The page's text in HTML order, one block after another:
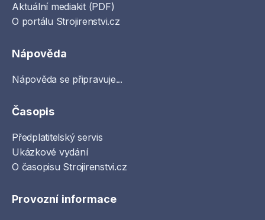
Aktuální mediakit (PDF)
O portálu Strojirenstvi.cz
Nápověda
Nápověda se připravuje...
Časopis
Předplatitelský servis
Ukázkové vydání
O časopisu Strojirenstvi.cz
Provozní informace